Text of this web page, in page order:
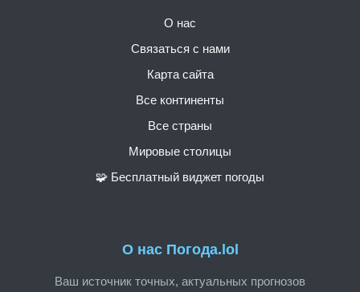
О нас Погода.lol
Ваш источник точных, актуальных прогнозов
О нас
Связаться с нами
Карта сайта
Все континенты
Все страны
Мировые столицы
🧩 Бесплатный виджет погоды